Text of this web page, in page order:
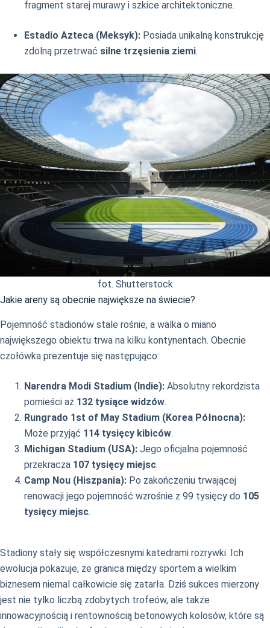
fragment starej murawy i szkice architektoniczne.
Estadio Azteca (Meksyk): Posiada unikalną konstrukcję
zdolną przetrwać silne trzęsienia ziemi.
fot. Shutterstock
Jakie areny są obecnie największe na świecie?
Pojemność stadionów stale rośnie, a walka o miano
największego obiektu trwa na kilku kontynentach. Obecnie
czołówka prezentuje się następująco:
Narendra Modi Stadium (Indie): Absolutny rekordzista
pomieści aż 132 tysiące widzów.
Rungrado 1st of May Stadium (Korea Północna):
Może przyjąć 114 tysięcy kibiców.
Michigan Stadium (USA): Jego oficjalna pojemność
przekracza 107 tysięcy miejsc.
Camp Nou (Hiszpania): Po zakończeniu trwającej
renowacji jego pojemność wzrośnie z 99 tysięcy do 105
tysięcy miejsc.
Stadiony stały się współczesnymi katedrami rozrywki. Ich
ewolucja pokazuje, że granica między sportem a wielkim
biznesem niemal całkowicie się zatarła. Dziś sukces mierzony
jest nie tylko liczbą zdobytych trofeów, ale także
innowacyjnością i rentownością betonowych kolosów, które są